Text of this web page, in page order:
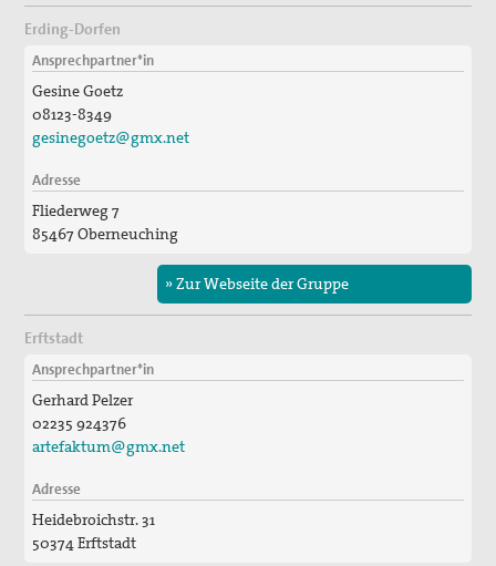
Erding-Dorfen
Ansprechpartner*in
Gesine Goetz
08123-8349
gesinegoetz@gmx.net
Adresse
Fliederweg 7
85467 Oberneuching
» Zur Webseite der Gruppe
Erftstadt
Ansprechpartner*in
Gerhard Pelzer
02235 924376
artefaktum@gmx.net
Adresse
Heidebroichstr. 31
50374 Erftstadt